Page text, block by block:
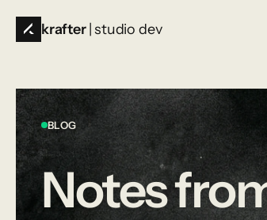
krafter | studio dev
BLOG
Notes